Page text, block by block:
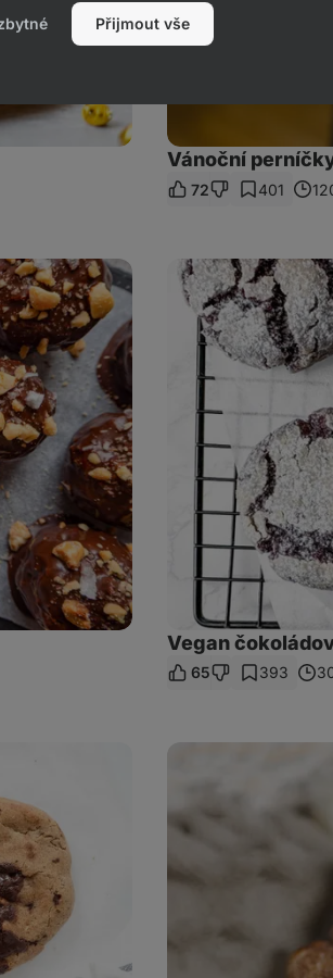
Vánoční
72 401
Vegan
čokoládové
crinkles
Vegan
65 393
@terezas_diary
Přijmout vše